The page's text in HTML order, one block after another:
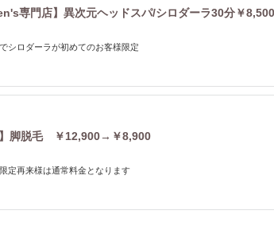
専門店】異次元ヘッドスパ/シロダーラ30分￥
シロダーラが初めてのお客様限定
】脚脱毛 ￥12,900→￥8,900
定再来様は通常料金となります